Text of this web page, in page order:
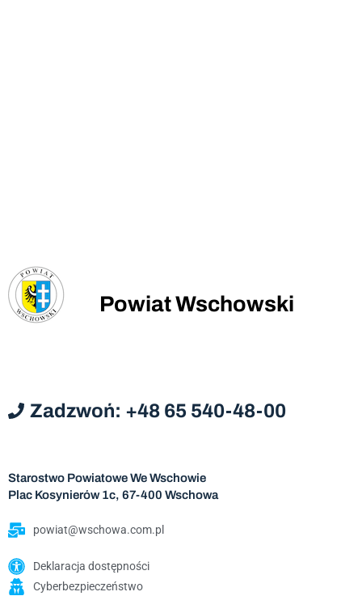
Powiat Wschowski
Zadzwoń: +48 65 540-48-00
Starostwo Powiatowe We Wschowie
Plac Kosynierów 1c, 67-400 Wschowa
powiat@wschowa.com.pl
Deklaracja dostępności
Cyberbezpieczeństwo